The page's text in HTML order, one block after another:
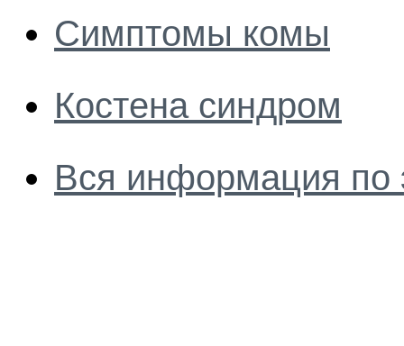
Симптомы комы
Костена синдром
Вся информация по